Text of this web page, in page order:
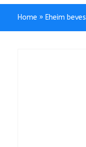
Home » Eheim